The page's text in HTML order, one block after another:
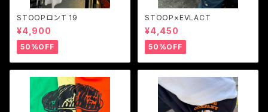
STOOPロンT 19
¥4,900
50%OFF
STOOP×EVLACT
¥4,450
50%OFF